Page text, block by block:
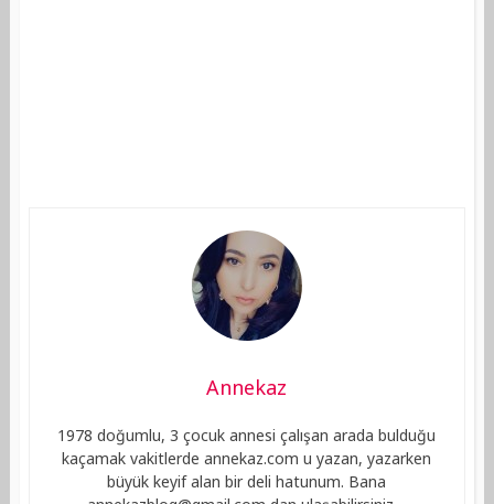
Annekaz
1978 doğumlu, 3 çocuk annesi çalışan arada bulduğu
kaçamak vakitlerde annekaz.com u yazan, yazarken
büyük keyif alan bir deli hatunum. Bana